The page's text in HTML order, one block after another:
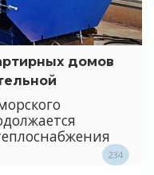
домов
234